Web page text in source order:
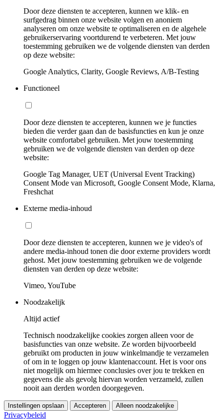
Door deze diensten te accepteren, kunnen we klik- en
surfgedrag binnen onze website volgen en anoniem
analyseren om onze website te optimaliseren en de algehele
gebruikerservaring voortdurend te verbeteren. Met jouw
toestemming gebruiken we de volgende diensten van derden
op deze website:
Google Analytics, Clarity, Google Reviews, A/B-Testing
Functioneel
Door deze diensten te accepteren, kunnen we je functies
bieden die verder gaan dan de basisfuncties en kun je onze
website comfortabel gebruiken. Met jouw toestemming
gebruiken we de volgende diensten van derden op deze
website:
Google Tag Manager, UET (Universal Event Tracking)
Consent Mode van Microsoft, Google Consent Mode, Klarna,
Freshchat
Externe media-inhoud
Door deze diensten te accepteren, kunnen we je video's of
andere media-inhoud tonen die door externe providers wordt
gehost. Met jouw toestemming gebruiken we de volgende
diensten van derden op deze website:
Vimeo, YouTube
Noodzakelijk
Altijd actief
Technisch noodzakelijke cookies zorgen alleen voor de
basisfuncties van onze website. Ze worden bijvoorbeeld
gebruikt om producten in jouw winkelmandje te verzamelen
of om in te loggen op jouw klantenaccount. Het is voor ons
niet mogelijk om hiermee conclusies over jou te trekken en
gegevens die als gevolg hiervan worden verzameld, zullen
nooit aan derden worden doorgegeven.
Instellingen opslaan Accepteren Alleen noodzakelijke
Privacybeleid